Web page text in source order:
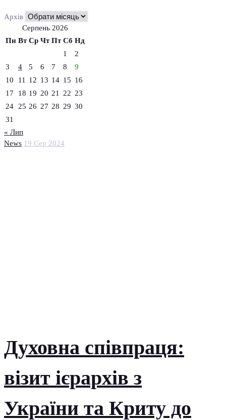
News 19 Сер 2024
Духовна співпраця:
візит ієрархів з
України та Криту до
Архів
Серпень 2026
Пн Вт Ср Чт Пт Сб Нд
1
2
3
4 5 6 7 8
9
10
11 12 13 14 15 16
17
18 19 20 21 22 23
24
25 26 27 28 29 30
31
« Лип